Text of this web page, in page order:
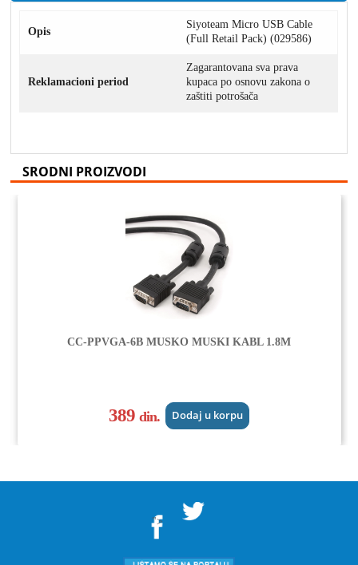
Opis
Siyoteam Micro USB Cable
(Full Retail Pack) (029586)
Reklamacioni period
Zagarantovana sva prava
kupaca po osnovu zakona o
zaštiti potrošača
SRODNI PROIZVODI
CC-PPVGA-6B MUSKO MUSKI KABL 1.8M
389din. Dodaj u korpu
">